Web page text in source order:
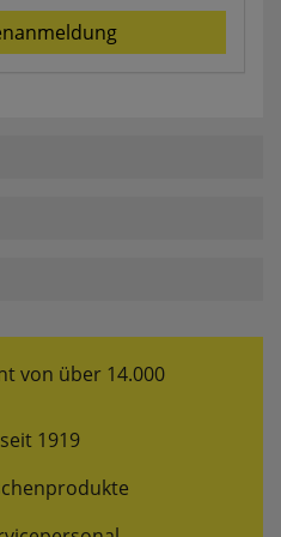
Ihre Emailadresse, damit
Shops nicht erneut
bestimmte Elemente
zu können.
Suchbegriffes
einegebenen
beim Verfeinern
von über 14.000
1919